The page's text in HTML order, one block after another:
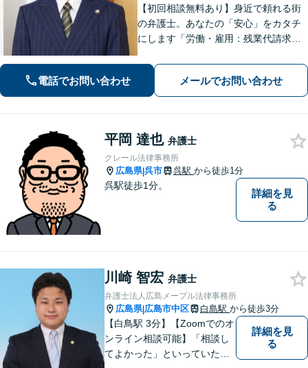
【初回相談無料あり】身近で頼れる街
の弁護士。あなたの「安心」をカタチ
にします「労働・雇用：残業代請求、
実績が豊富」「不動産：不動産を相続
すべきか、放棄すべきか冷静に判断で
きるようサポートいたします」【広島
駅４分】
電話でお問い合わせ メールでお問い合わせ
平岡 達也 弁護士
クレール法律事務所
広島県|呉市 呉駅 から徒歩1分
呉駅徒歩1分。
詳細を見
る
川崎 智宏 弁護士
弁護士法人広島メープル法律事務所
広島県|広島市中区 白島駅 から徒歩3分
【白鳥駅 3分】【Zoomでのオ
ンライン相談可能】「相談し
てよかった」といっていただ
詳細を見
る